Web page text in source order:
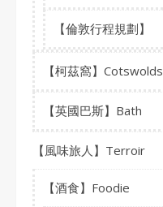
【倫敦行程規劃】
【柯茲窩】Cotswolds
【英國巴斯】Bath
【風味旅人】Terroir
【酒食】Foodie